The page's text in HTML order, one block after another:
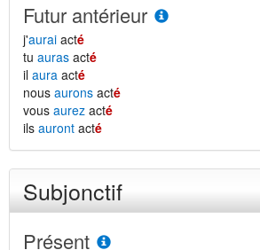
Futur antérieur
j'aurai acté
tu auras acté
il aura acté
nous aurons acté
vous aurez acté
ils auront acté
Subjonctif
Présent